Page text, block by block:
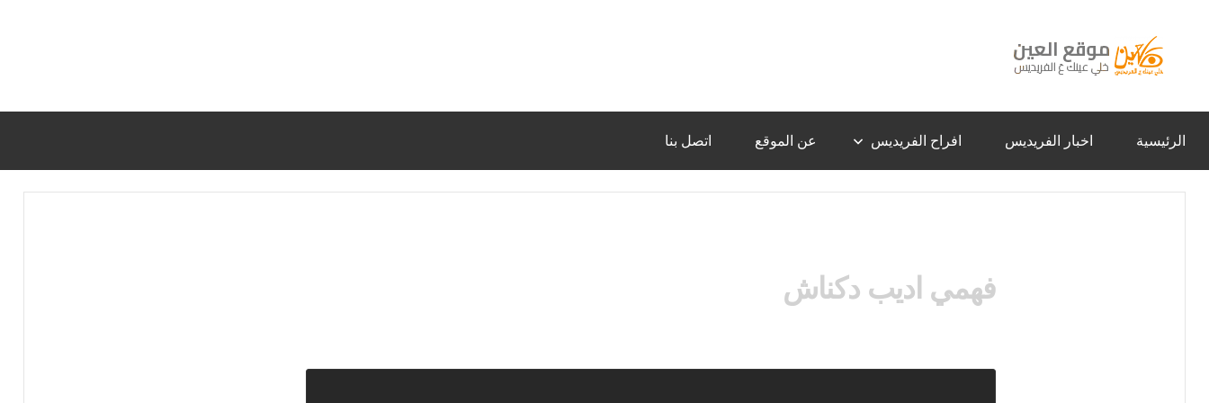
المحتوى
العين
–
عَ
الفريديس
الرئيسية اخبار الفريديس افراح الفريديس عن الموقع اتصل بنا
فهمي اديب دكناش